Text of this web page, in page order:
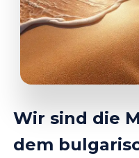
Wir sind die
dem